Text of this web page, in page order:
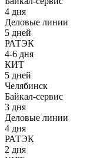
4 дня
Деловые линии
5 дней
РАТЭК
4-6 дня
КИТ
5 дней
Челябинск
Байкал-сервис
3 дня
Деловые линии
4 дня
РАТЭК
2 дня